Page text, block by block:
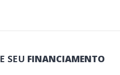
SEU FINANCIAMENTO